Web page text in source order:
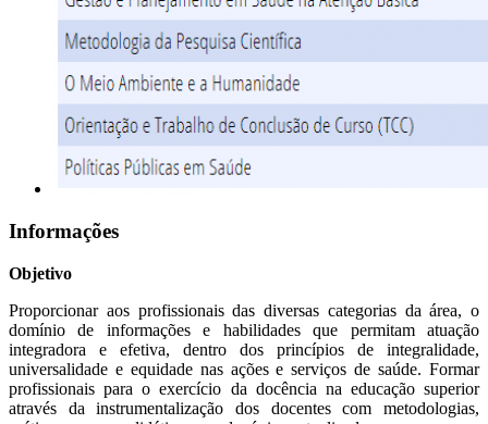
Informações
Objetivo
Proporcionar aos profissionais das diversas categorias da área, o
domínio de informações e habilidades que permitam atuação
integradora e efetiva, dentro dos princípios de integralidade,
universalidade e equidade nas ações e serviços de saúde. Formar
profissionais para o exercício da docência na educação superior
através da instrumentalização dos docentes com metodologias,